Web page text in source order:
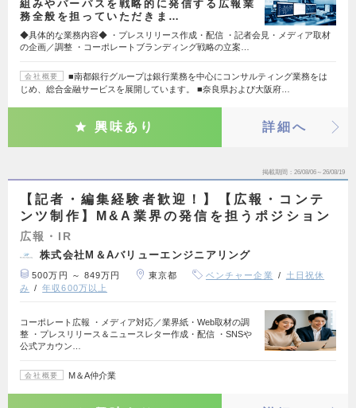
組みやパーパスを戦略的に発信する広報業
務全般を担っていただきま…
◆具体的な業務内容◆ ・プレスリリース作成・配信 ・記者会見・メディア取材
の企画／調整 ・コーポレートブランディング戦略の立案…
会社概要
■南都銀行グループは銀行業務を中心にコンサルティング業務をは
じめ、総合金融サービスを展開しています。 ■奈良県および大阪府…
興味あり 詳細へ
掲載期間 26/08/06～26/08/19
【記者・編集経験者歓迎！】【広報・コンテ
ンツ制作】M&A業界の発信を担うポジション
広報・IR
株式会社M＆Aバリューエンジニアリング
500万円 ～ 849万円 東京都 ベンチャー企業
土日祝休
み
年収600万以上
コーポレート広報 ・メディア対応／業界紙・Web取材の調
整 ・プレスリリース＆ニュースレター作成・配信 ・SNSや
公式アカウン…
会社概要 M＆A仲介業